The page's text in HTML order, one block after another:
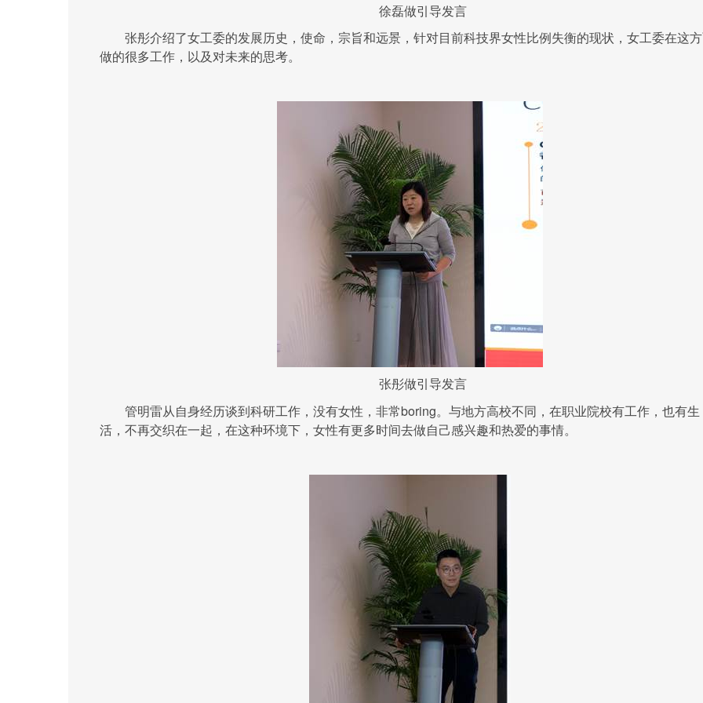
徐磊做引导发言
张彤介绍了女工委的发展历史，使命，宗旨和远景，针对目前科技界女性比例失衡的现状，女工委在这
做的很多工作，以及对未来的思考。
张彤做引导发言
管明雷从自身经历谈到科研工作，没有女性，非常boring。与地方高校不同，在职业院校有工作，也有生
活，不再交织在一起，在这种环境下，女性有更多时间去做自己感兴趣和热爱的事情。